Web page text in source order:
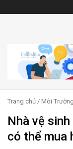
Trang chủ / Môi Trường
Nhà vệ
có thể mua